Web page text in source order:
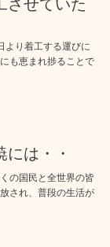
させていた
り着工する運びに
も恵まれ捗ることで
は・・
の国民と全世界の皆
され、普段の生活が